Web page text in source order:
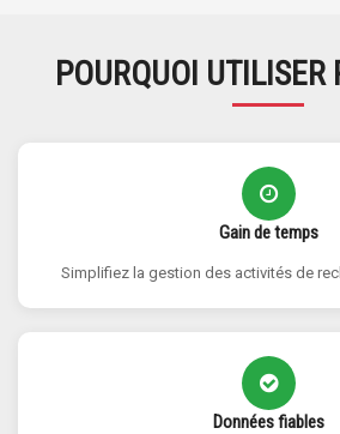
POURQUOI UTILISER
Gain de temps
Simplifiez la gestion des activités de
Données fiables